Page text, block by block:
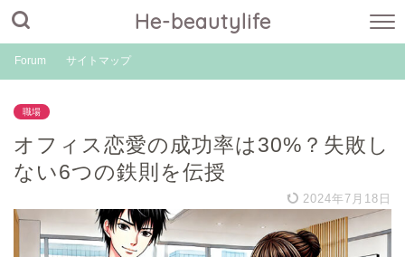
He-beautylife
Forum サイトマップ
職場
オフィス恋愛の成功率は30%？失敗し
ない6つの鉄則を伝授
2024年7月18日